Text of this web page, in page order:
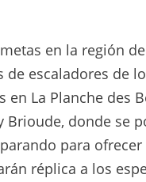
en la región
escaladores de
La Planche des
Brioude, donde se
para
réplica a los